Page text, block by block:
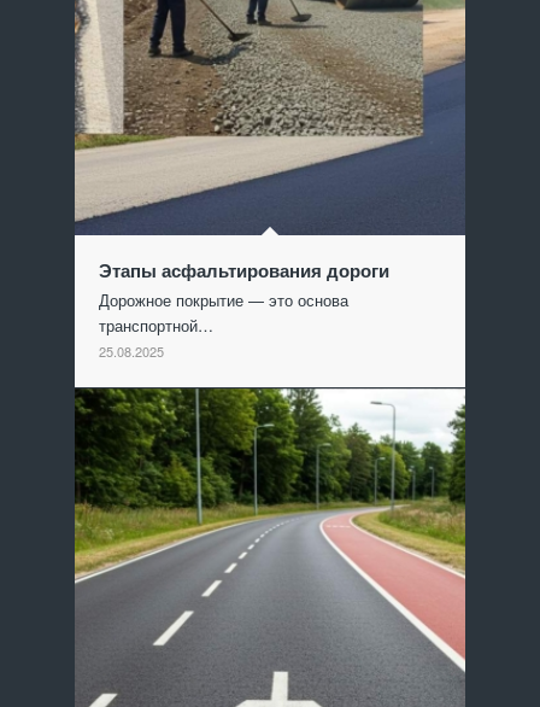
Этапы асфальтирования дороги
Дорожное покрытие — это основа
транспортной…
25.08.2025